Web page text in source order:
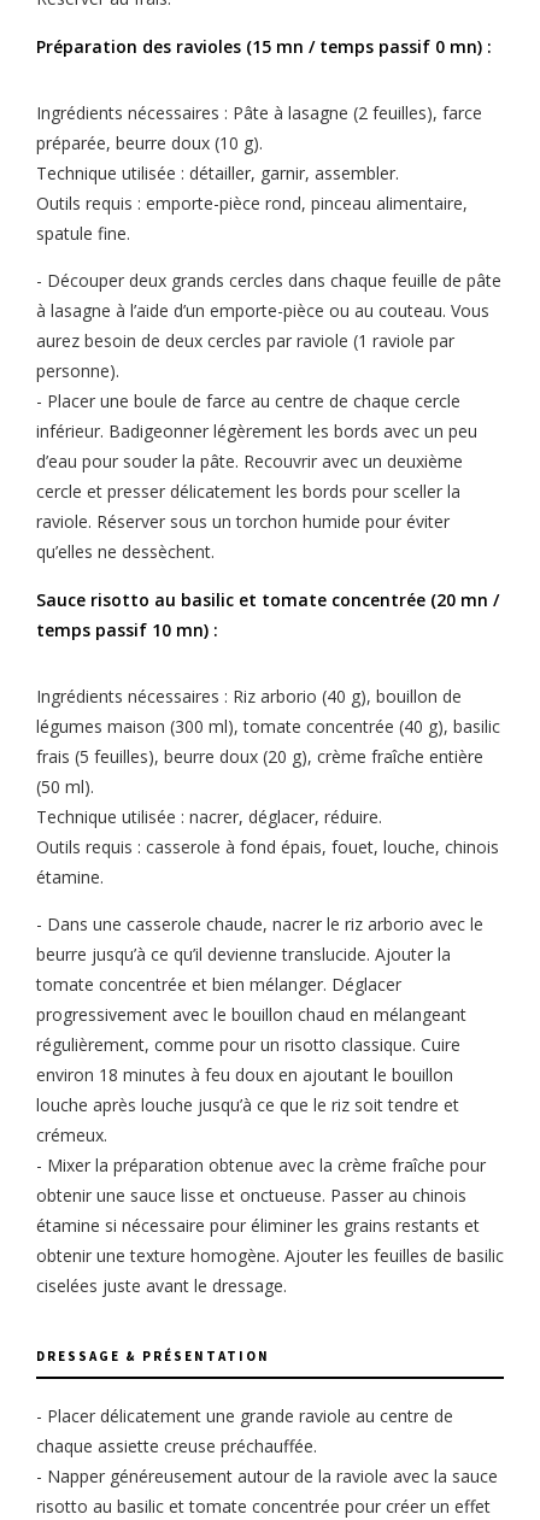
Préparation des ravioles (15 mn / temps passif 0 mn) :
Ingrédients nécessaires : Pâte à lasagne (2 feuilles), farce
préparée, beurre doux (10 g).
Technique utilisée : détailler, garnir, assembler.
Outils requis : emporte-pièce rond, pinceau alimentaire,
spatule fine.
- Découper deux grands cercles dans chaque feuille de pâte
à lasagne à l’aide d’un emporte-pièce ou au couteau. Vous
aurez besoin de deux cercles par raviole (1 raviole par
personne).
- Placer une boule de farce au centre de chaque cercle
inférieur. Badigeonner légèrement les bords avec un peu
d’eau pour souder la pâte. Recouvrir avec un deuxième
cercle et presser délicatement les bords pour sceller la
raviole. Réserver sous un torchon humide pour éviter
qu’elles ne dessèchent.
Sauce risotto au basilic et tomate concentrée (20 mn /
temps passif 10 mn) :
Ingrédients nécessaires : Riz arborio (40 g), bouillon de
légumes maison (300 ml), tomate concentrée (40 g), basilic
frais (5 feuilles), beurre doux (20 g), crème fraîche entière
(50 ml).
Technique utilisée : nacrer, déglacer, réduire.
Outils requis : casserole à fond épais, fouet, louche, chinois
étamine.
- Dans une casserole chaude, nacrer le riz arborio avec le
beurre jusqu’à ce qu’il devienne translucide. Ajouter la
tomate concentrée et bien mélanger. Déglacer
progressivement avec le bouillon chaud en mélangeant
régulièrement, comme pour un risotto classique. Cuire
environ 18 minutes à feu doux en ajoutant le bouillon
louche après louche jusqu’à ce que le riz soit tendre et
crémeux.
- Mixer la préparation obtenue avec la crème fraîche pour
obtenir une sauce lisse et onctueuse. Passer au chinois
étamine si nécessaire pour éliminer les grains restants et
obtenir une texture homogène. Ajouter les feuilles de basilic
ciselées juste avant le dressage.
DRESSAGE & PRÉSENTATION
- Placer délicatement une grande raviole au centre de
chaque assiette creuse préchauffée.
- Napper généreusement autour de la raviole avec la sauce
risotto au basilic et tomate concentrée pour créer un effet